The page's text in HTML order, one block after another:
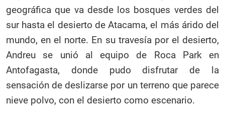
geográfica que va desde los bosques verdes del
sur hasta el desierto de Atacama, el más árido del
mundo, en el norte. En su travesía por el desierto,
Andreu se unió al equipo de Roca Park en
Antofagasta, donde pudo disfrutar de la
sensación de deslizarse por un terreno que parece
nieve polvo, con el desierto como escenario.